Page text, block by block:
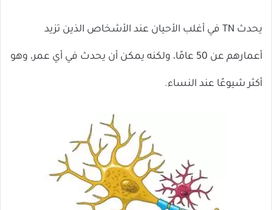
يحدث TN في أغلب الأحيان عند الأشخاص الذين تزيد
أعمارهم عن 50 عامًا، ولكنه يمكن أن يحدث في أي عمر، وهو
أكثر شيوعًا عند النساء.